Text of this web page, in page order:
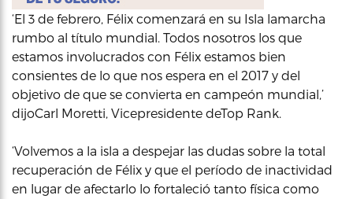
‘El 3 de febrero, Félix comenzará en su Isla lamarcha
rumbo al título mundial. Todos nosotros los que
estamos involucrados con Félix estamos bien
consientes de lo que nos espera en el 2017 y del
objetivo de que se convierta en campeón mundial,’
dijoCarl Moretti, Vicepresidente deTop Rank.
‘Volvemos a la isla a despejar las dudas sobre la total
recuperación de Félix y que el período de inactividad
en lugar de afectarlo lo fortaleció tanto física como